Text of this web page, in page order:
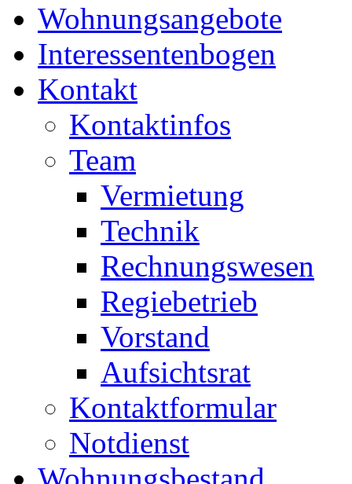
Wohnungsangebote
Interessentenbogen
Kontakt
Kontaktinfos
Team
Vermietung
Technik
Rechnungswesen
Regiebetrieb
Vorstand
Aufsichtsrat
Kontaktformular
Notdienst